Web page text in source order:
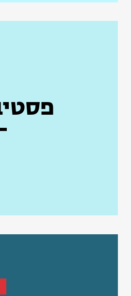
- 70 לצוותא